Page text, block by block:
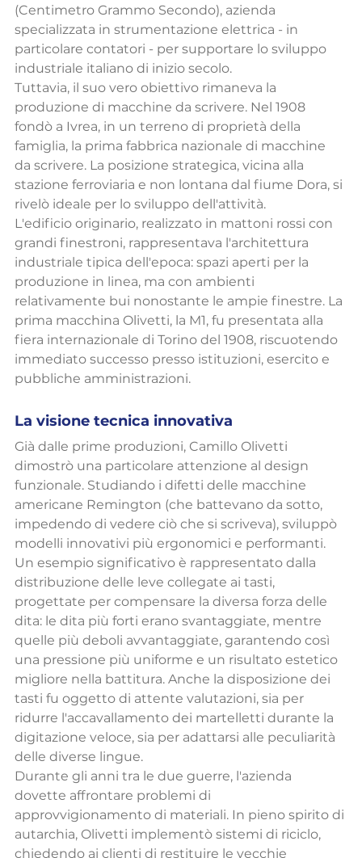
(Centimetro Grammo Secondo), azienda
specializzata in strumentazione elettrica - in
particolare contatori - per supportare lo sviluppo
industriale italiano di inizio secolo.
Tuttavia, il suo vero obiettivo rimaneva la
produzione di macchine da scrivere. Nel 1908
fondò a Ivrea, in un terreno di proprietà della
famiglia, la prima fabbrica nazionale di macchine
da scrivere. La posizione strategica, vicina alla
stazione ferroviaria e non lontana dal fiume Dora, si
rivelò ideale per lo sviluppo dell'attività.
L'edificio originario, realizzato in mattoni rossi con
grandi finestroni, rappresentava l'architettura
industriale tipica dell'epoca: spazi aperti per la
produzione in linea, ma con ambienti
relativamente bui nonostante le ampie finestre. La
prima macchina Olivetti, la M1, fu presentata alla
fiera internazionale di Torino del 1908, riscuotendo
immediato successo presso istituzioni, esercito e
pubbliche amministrazioni.
La visione tecnica innovativa
Già dalle prime produzioni, Camillo Olivetti
dimostrò una particolare attenzione al design
funzionale. Studiando i difetti delle macchine
americane Remington (che battevano da sotto,
impedendo di vedere ciò che si scriveva), sviluppò
modelli innovativi più ergonomici e performanti.
Un esempio significativo è rappresentato dalla
distribuzione delle leve collegate ai tasti,
progettate per compensare la diversa forza delle
dita: le dita più forti erano svantaggiate, mentre
quelle più deboli avvantaggiate, garantendo così
una pressione più uniforme e un risultato estetico
migliore nella battitura. Anche la disposizione dei
tasti fu oggetto di attente valutazioni, sia per
ridurre l'accavallamento dei martelletti durante la
digitazione veloce, sia per adattarsi alle peculiarità
delle diverse lingue.
Durante gli anni tra le due guerre, l'azienda
dovette affrontare problemi di
approvvigionamento di materiali. In pieno spirito di
autarchia, Olivetti implementò sistemi di riciclo,
chiedendo ai clienti di restituire le vecchie